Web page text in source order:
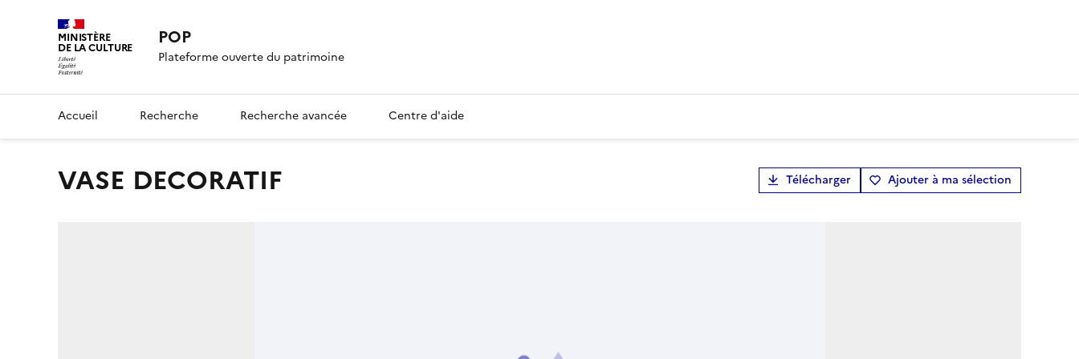
MINISTÈRE
DE LA CULTURE POP
Plateforme ouverte du patrimoine
Accueil Recherche Recherche avancée Centre d'aide
VASE DECORATIF Télécharger Ajouter à ma sélection